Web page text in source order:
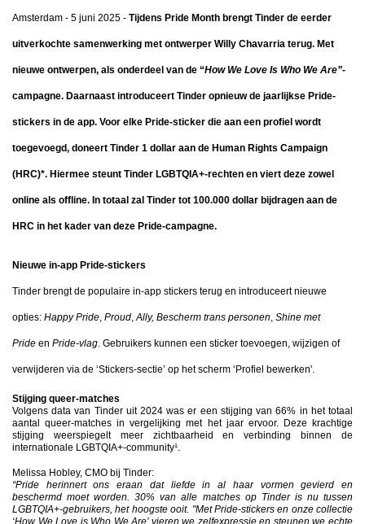
Amsterdam - 5 juni 2025 - Tijdens Pride Month brengt Tinder de eerder
uitverkochte samenwerking met ontwerper Willy Chavarria terug. Met
nieuwe ontwerpen, als onderdeel van de “How We Love Is Who We Are”-
campagne. Daarnaast introduceert Tinder opnieuw de jaarlijkse Pride-
stickers in de app. Voor elke Pride-sticker die aan een profiel wordt
toegevoegd, doneert Tinder 1 dollar aan de Human Rights Campaign
(HRC)*. Hiermee steunt Tinder LGBTQIA+-rechten en viert deze zowel
online als offline. In totaal zal Tinder tot 100.000 dollar bijdragen aan de
HRC in het kader van deze Pride-campagne.
Nieuwe in-app Pride-stickers
Tinder brengt de populaire in-app stickers terug en introduceert nieuwe
opties: Happy Pride, Proud,Ally, Bescherm trans personen, Shine met
Pride en Pride-vlag. Gebruikers kunnen een sticker toevoegen, wijzigen of
verwijderen via de ‘Stickers-sectie’ op het scherm ‘Profiel bewerken'.
Stijging queer-matches
Volgens data van Tinder uit 2024 was er een stijging van 66% in het totaal
aantal queer-matches in vergelijking met het jaar ervoor. Deze krachtige
stijging weerspiegelt meer zichtbaarheid en verbinding binnen de
internationale LGBTQIA+-community¹.
Melissa Hobley, CMO bij Tinder:
“Pride herinnert ons eraan dat liefde in al haar vormen gevierd en
beschermd moet worden. 30% van alle matches op Tinder is nu tussen
LGBTQIA+-gebruikers, het hoogste ooit. "Met Pride-stickers en onze collectie
‘How We Love is Who We Are’ vieren we zelfexpressie en steunen we echte